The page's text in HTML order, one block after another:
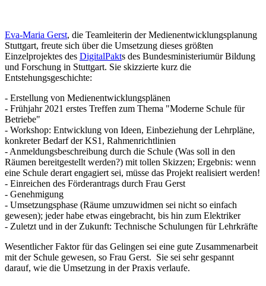
Eva-Maria Gerst, die Teamleiterin der Medienentwicklungsplanung
Stuttgart, freute sich über die Umsetzung dieses größten
Einzelprojektes des DigitalPakts des Bundesministeriumür Bildung
und Forschung in Stuttgart. Sie skizzierte kurz die
Entstehungsgeschichte:
- Erstellung von Medienentwicklungsplänen
- Frühjahr 2021 erstes Treffen zum Thema "Moderne Schule für
Betriebe"
- Workshop: Entwicklung von Ideen, Einbeziehung der Lehrpläne,
konkreter Bedarf der KS1, Rahmenrichtlinien
- Anmeldungsbeschreibung durch die Schule (Was soll in den
Räumen bereitgestellt werden?) mit tollen Skizzen; Ergebnis: wenn
eine Schule derart engagiert sei, müsse das Projekt realisiert werden!
- Einreichen des Förderantrags durch Frau Gerst
- Genehmigung
- Umsetzungsphase (Räume umzuwidmen sei nicht so einfach
gewesen); jeder habe etwas eingebracht, bis hin zum Elektriker
- Zuletzt und in der Zukunft: Technische Schulungen für Lehrkräfte
Wesentlicher Faktor für das Gelingen sei eine gute Zusammenarbeit
mit der Schule gewesen, so Frau Gerst. Sie sei sehr gespannt
darauf, wie die Umsetzung in der Praxis verlaufe.